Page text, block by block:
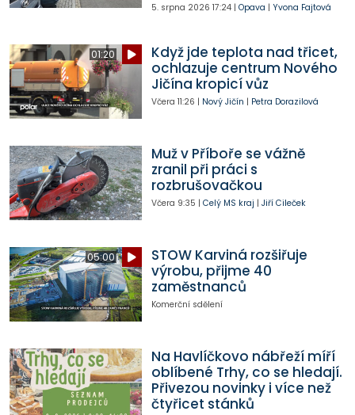
5. srpna 2026 17:24| Opava | Yvona Fajtová
01:20
Když jde teplota nad třicet,
ochlazuje centrum Nového
Jičína kropicí vůz
Včera 11:26 | Nový Jičín | Petra Dorazilová
Muž v Příboře se vážně
zranil při práci s
rozbrušovačkou
Včera 9:35 | Celý MS kraj | Jiří Cileček
05:00
STOW Karviná rozšiřuje
výrobu, přijme 40
zaměstnanců
Komerční sdělení
Na Havlíčkovo nábřeží míří
oblíbené Trhy, co se hledají.
Přivezou novinky i více než
čtyřicet stánků